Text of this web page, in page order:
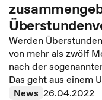
Werden
von mehr als zwölf
nach der
Das geht aus einem
News 26.04.2022